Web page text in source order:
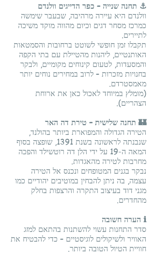
⚓ תחנה שנייה – כפר הדייגים וולנדם
וולנדם היא עיירה מרהיבה, שבעבר שימשה
כמרכז מסחר דגים וכיום מהווה מוקד משיכה
לתיירים.
תקבלו זמן חופשי לשוטט ברחובות והסמטאות
האותנטיים, ליהנות מהטיילת עם בתי הקפה
והמסעדות, לטעום קינוחים מקומיים, ולבקר
בחנויות מזכרות – לרוב במחירים נוחים יותר
מאמסטרדם.
(מומלץ במיוחד לאכול כאן את ארוחת
הצהריים).
🏰 תחנה שלישית – טירת דה האר
הטירה הגדולה והמפוארת ביותר בהולנד,
שנבנתה לראשונה בשנת 1391, שופצה בסוף
המאה ה-19 על ידי הלן דה רוטשילד והפכה
מחרבות לטירה מהאגדות.
נבקר בגנים המטופחים ונכנס אל הטירה
עצמה, בה ניתן להבחין במוטיבים יהודיים כמו
מגני דוד בעיצוב התקרה והרצפות בחלק
מהחדרים.
ℹ️ הערה חשובה
סדר התחנות עשוי להשתנות בהתאם למזג
האוויר ולשיקולים לוגיסטיים – כדי להבטיח את
חוויית הטיול הטובה ביותר.